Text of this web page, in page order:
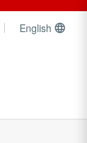
English